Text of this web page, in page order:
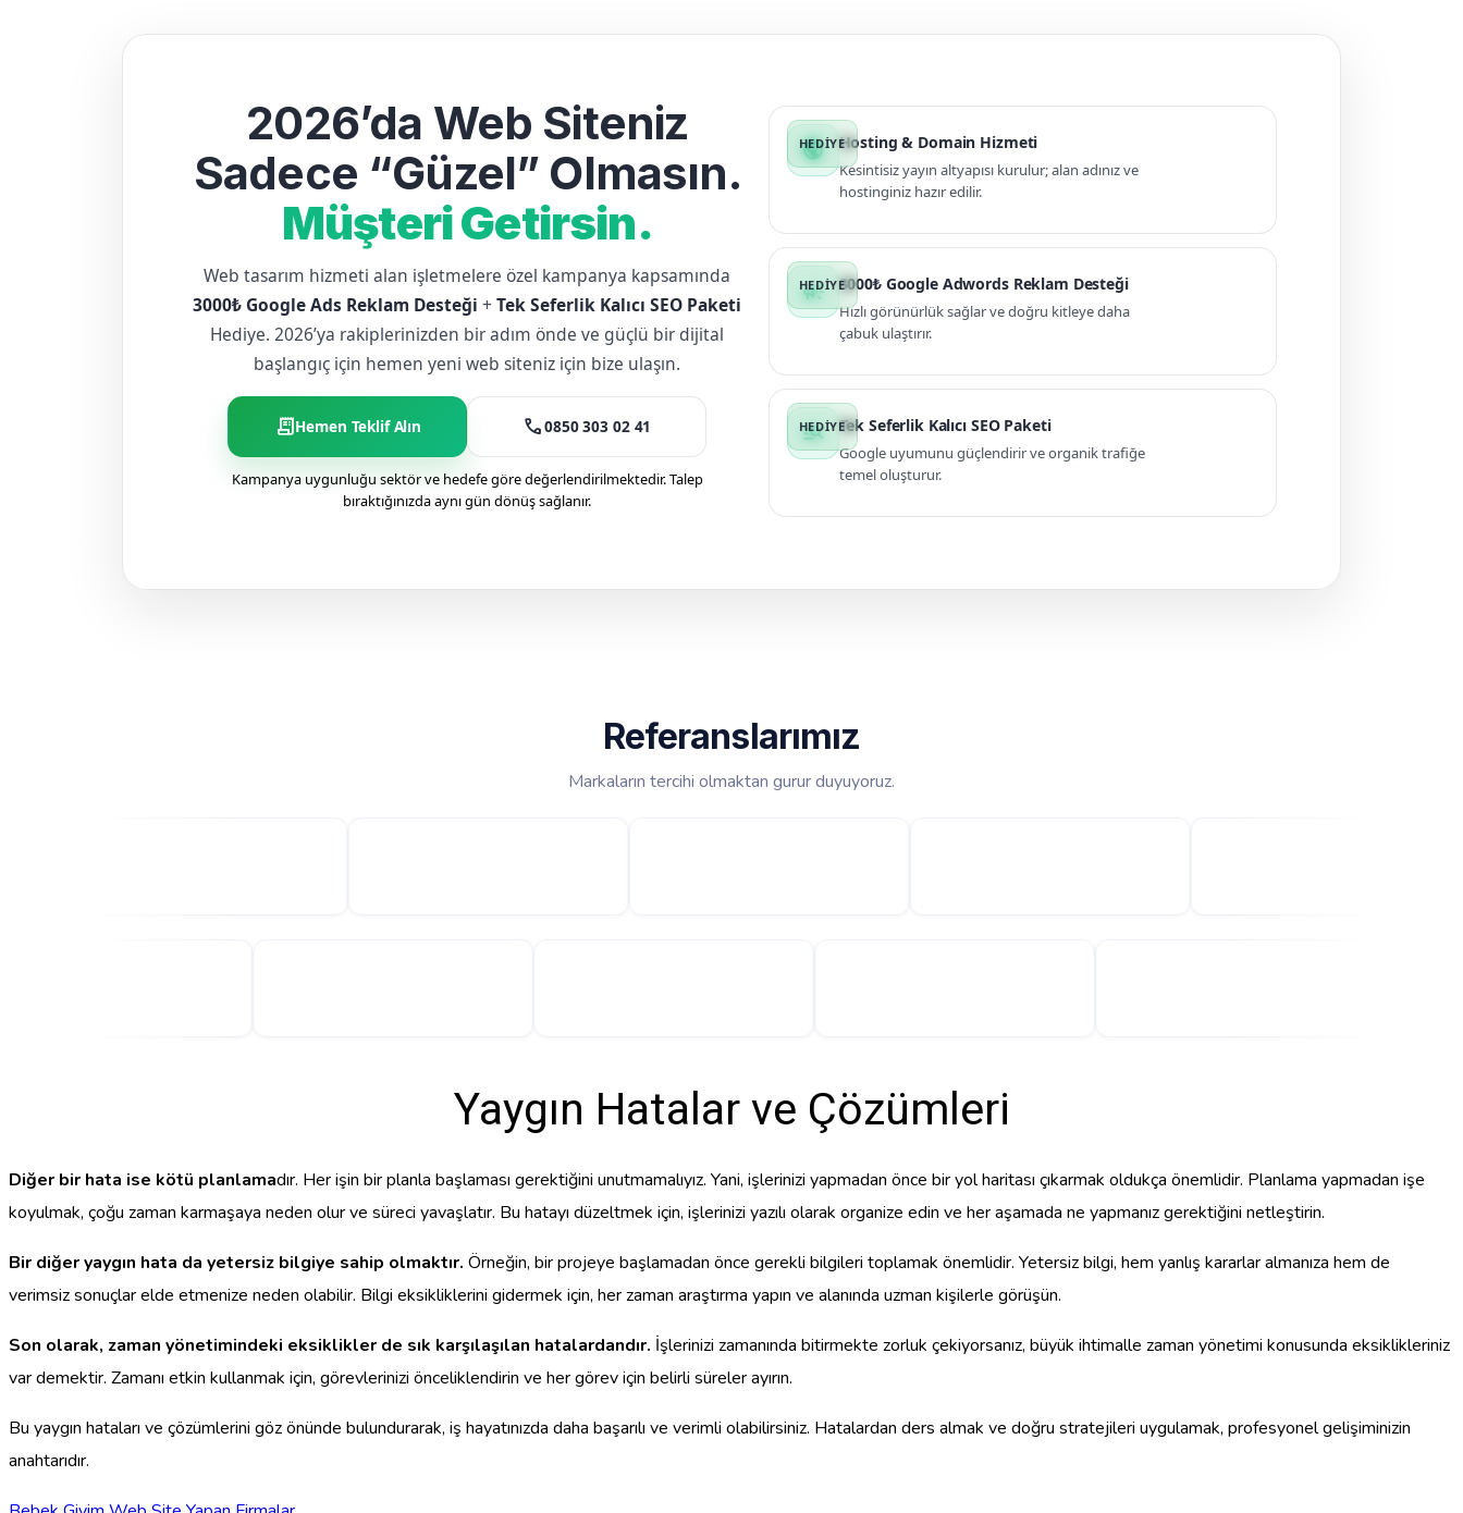
2026’da Web Siteniz
Sadece “Güzel” Olmasın.
Müşteri Getirsin.
Web tasarım hizmeti alan işletmelere özel kampanya kapsamında
3000₺ Google Ads Reklam Desteği +Tek Seferlik Kalıcı SEO Paketi
Hediye. 2026’ya rakiplerinizden bir adım önde ve güçlü bir dijital
başlangıç için hemen yeni web siteniz için bize ulaşın.
receipt_longHemen Teklif Alın call0850 303 02 41
Kampanya uygunluğu sektör ve hedefe göre değerlendirilmektedir. Talep
bıraktığınızda aynı gün dönüş sağlanır.
public Hosting & Domain Hizmeti
Kesintisiz yayın altyapısı kurulur; alan adınız ve
hostinginiz hazır edilir.
campaign 3000₺ Google Adwords Reklam Desteği
Hızlı görünürlük sağlar ve doğru kitleye daha
çabuk ulaştırır.
manage_search Tek Seferlik Kalıcı SEO Paketi
Google uyumunu güçlendirir ve organik trafiğe
temel oluşturur.
Referanslarımız
Markaların tercihi olmaktan gurur duyuyoruz.
Yaygın Hatalar ve Çözümleri
Diğer bir hata ise kötü planlamadır. Her işin bir planla başlaması gerektiğini unutmamalıyız. Yani, işlerinizi yapmadan önce bir yol haritası çıkarmak oldukça önemlidir. Planlama yapmadan işe
koyulmak, çoğu zaman karmaşaya neden olur ve süreci yavaşlatır. Bu hatayı düzeltmek için, işlerinizi yazılı olarak organize edin ve her aşamada ne yapmanız gerektiğini netleştirin.
Bir diğer yaygın hata da yetersiz bilgiye sahip olmaktır. Örneğin, bir projeye başlamadan önce gerekli bilgileri toplamak önemlidir. Yetersiz bilgi, hem yanlış kararlar almanıza hem de
verimsiz sonuçlar elde etmenize neden olabilir. Bilgi eksikliklerini gidermek için, her zaman araştırma yapın ve alanında uzman kişilerle görüşün.
Son olarak, zaman yönetimindeki eksiklikler de sık karşılaşılan hatalardandır. İşlerinizi zamanında bitirmekte zorluk çekiyorsanız, büyük ihtimalle zaman yönetimi konusunda eksiklikleriniz
var demektir. Zamanı etkin kullanmak için, görevlerinizi önceliklendirin ve her görev için belirli süreler ayırın.
Bu yaygın hataları ve çözümlerini göz önünde bulundurarak, iş hayatınızda daha başarılı ve verimli olabilirsiniz. Hatalardan ders almak ve doğru stratejileri uygulamak, profesyonel gelişiminizin
anahtarıdır.